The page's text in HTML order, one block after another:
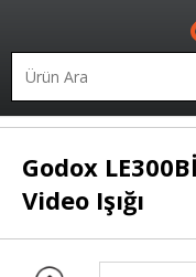
Godox
Video Işığı